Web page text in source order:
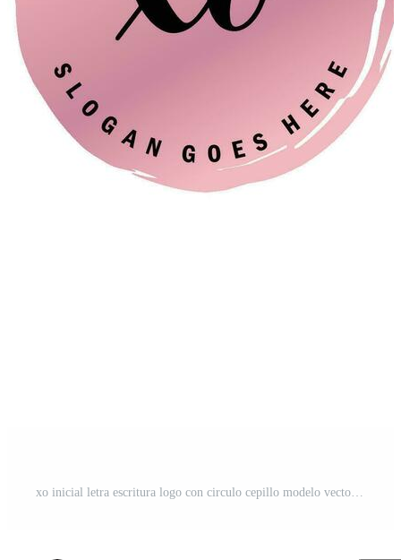
xo inicial letra escritura logo con circulo cepillo modelo vector Pro Vector y Pro SVG